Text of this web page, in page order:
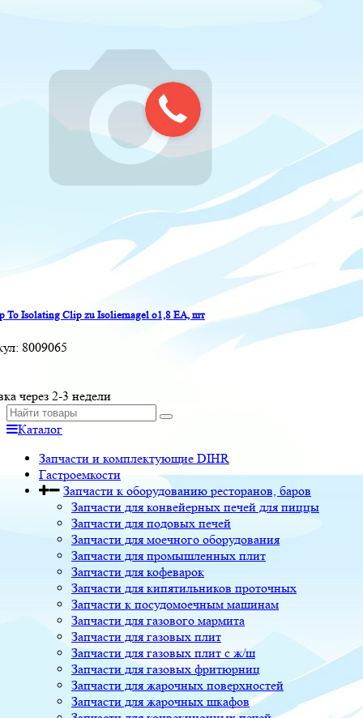
To Isolating Clip zu Isoliernagel o1,8 EA, шт
8009065
через 2-3 недели
Каталог
Запчасти и комплектующие DIHR
Гастроемкости
Запчасти к оборудованию ресторанов, баров
Запчасти для конвейерных печей для пиццы
Запчасти для подовых печей
Запчасти для моечного оборудования
Запчасти для промышленных плит
Запчасти для кофеварок
Запчасти для кипятильников проточных
Запчасти к посудомоечным машинам
Запчасти для газового мармита
Запчасти для газовых плит
Запчасти для газовых плит с ж/ш
Запчасти для газовых фритюрниц
Запчасти для жарочных поверхностей
Запчасти для жарочных шкафов